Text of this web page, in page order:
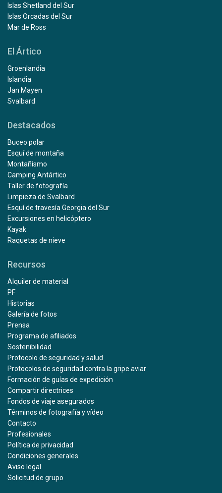
Islas Shetland del Sur
Islas Orcadas del Sur
Mar de Ross
El Ártico
Groenlandia
Islandia
Jan Mayen
Svalbard
Destacados
Buceo polar
Esquí de montaña
Montañismo
Camping Antártico
Taller de fotografía
Limpieza de Svalbard
Esquí de travesía Georgia del Sur
Excursiones en helicóptero
Kayak
Raquetas de nieve
Recursos
Alquiler de material
PF
Historias
Galería de fotos
Prensa
Programa de afiliados
Sostenibilidad
Protocolo de seguridad y salud
Protocolos de seguridad contra la gripe aviar
Formación de guías de expedición
Compartir directrices
Fondos de viaje asegurados
Términos de fotografía y vídeo
Contacto
Profesionales
Política de privacidad
Condiciones generales
Aviso legal
Solicitud de grupo